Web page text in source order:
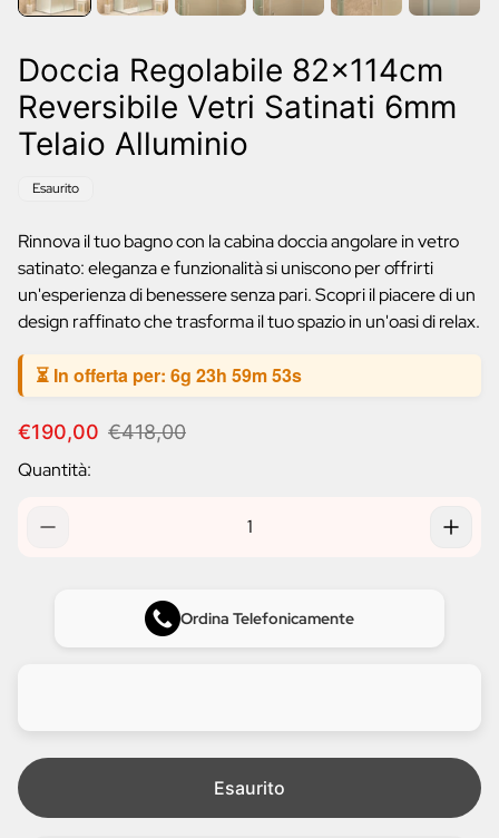
Doccia Regolabile 82x114cm
Reversibile Vetri Satinati 6mm
Telaio Alluminio
Etichetta
Esaurito
Rinnova il tuo bagno con la cabina doccia angolare in vetro
satinato: eleganza e funzionalità si uniscono per offrirti
un'esperienza di benessere senza pari. Scopri il piacere di un
design raffinato che trasforma il tuo spazio in un'oasi di relax.
⏳ In offerta per: 6g 23h 59m 52s
P
e
€190,00 P
€418,00
Quantità:
Ordina Telefonicamente
Esaurito